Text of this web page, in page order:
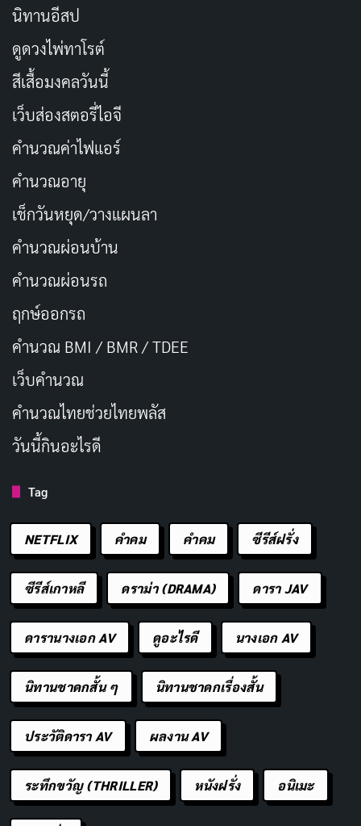
เลือกตั้งปีนี้ ใครจะ "ทำให้ประเทศชาติ
เจริญก้าวหน้า"
ประชาชนซูบผอม แต่นักการเมืองกลับอู้
พรรคนี้ใจบาง อยากชวนคนข้างๆ ไป
ทะเล
พรหมลิขิตคือเธอ
นโยบายของเราคือยกเลิกทำข้อสอบ
เพราะทุกคนตอบคือเธอ
นโยบายของเราคือยกเลิกทำข้อสอบ
เพราะทุกคนตอบคือเธอ
คัดลอก
การเมืองทำให้เลือกพรรค แต่ความน่ารัก
ทำให้ผมเลือกคุณ
คัดลอก
พรรคนี้น่ารัก ไม่รักก็บ้าแล้ว
เลือกตั้งต้องใช้เบอร์ แต่เลือกเธอต้องใช้
ใจ
นิทานอีสป
ดูดวงไพ่ทาโรต์
สีเสื้อมงคลวันนี้
เว็บส่องสตอรี่ไอจี
คำนวณค่าไฟแอร์
คำนวณอายุ
เช็กวันหยุด/วางแผนลา
คำนวณผ่อนบ้าน
คำนวณผ่อนรถ
ฤกษ์ออกรถ
คำนวณ BMI / BMR / TDEE
เว็บคํานวณ
คํานวณไทยช่วยไทยพลัส
วันนี้กินอะไรดี
Tag
NETFLIX คำคม คําคม ซีรีส์ฝรั่ง
ซีรีส์เกาหลี ดราม่า (DRAMA) ดารา JAV
ดารานางเอก AV ดูอะไรดี นางเอก AV
นิทานชาดกสั้น ๆ นิทานชาดกเรื่องสั้น
ประวัติดารา AV ผลงาน AV
ระทึกขวัญ (THRILLER) หนังฝรั่ง อนิเมะ